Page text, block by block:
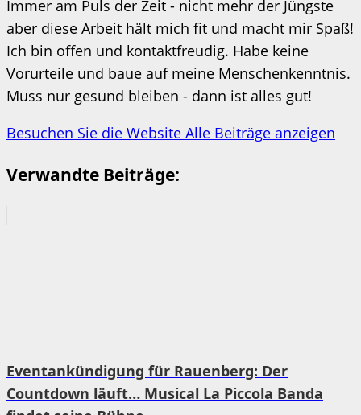
Immer am Puls der Zeit - nicht mehr der Jüngste
aber diese Arbeit hält mich fit und macht mir Spaß!
Ich bin offen und kontaktfreudig. Habe keine
Vorurteile und baue auf meine Menschenkenntnis.
Muss nur gesund bleiben - dann ist alles gut!
Besuchen Sie die Website Alle Beiträge anzeigen
Verwandte Beiträge:
Eventankündigung für Rauenberg: Der
Countdown läuft… Musical La Piccola Banda